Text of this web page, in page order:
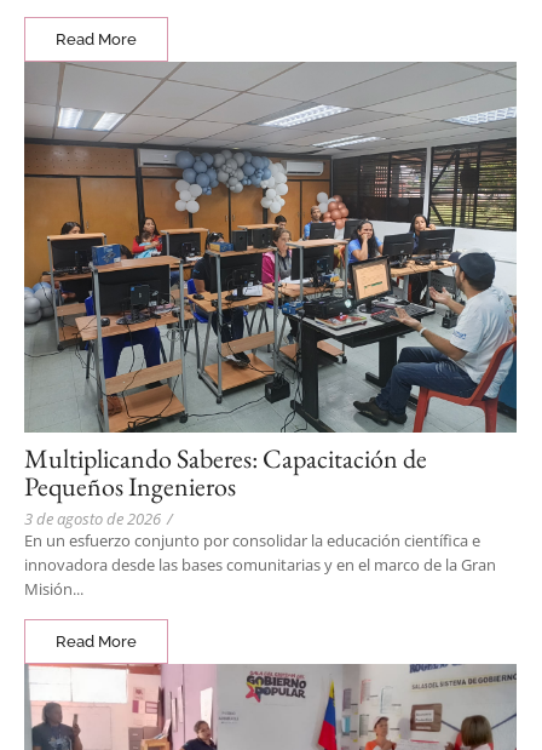
Read More
Multiplicando Saberes: Capacitación de
Pequeños Ingenieros
3 de agosto de 2026 /
En un esfuerzo conjunto por consolidar la educación científica e
innovadora desde las bases comunitarias y en el marco de la Gran
Misión...
Read More